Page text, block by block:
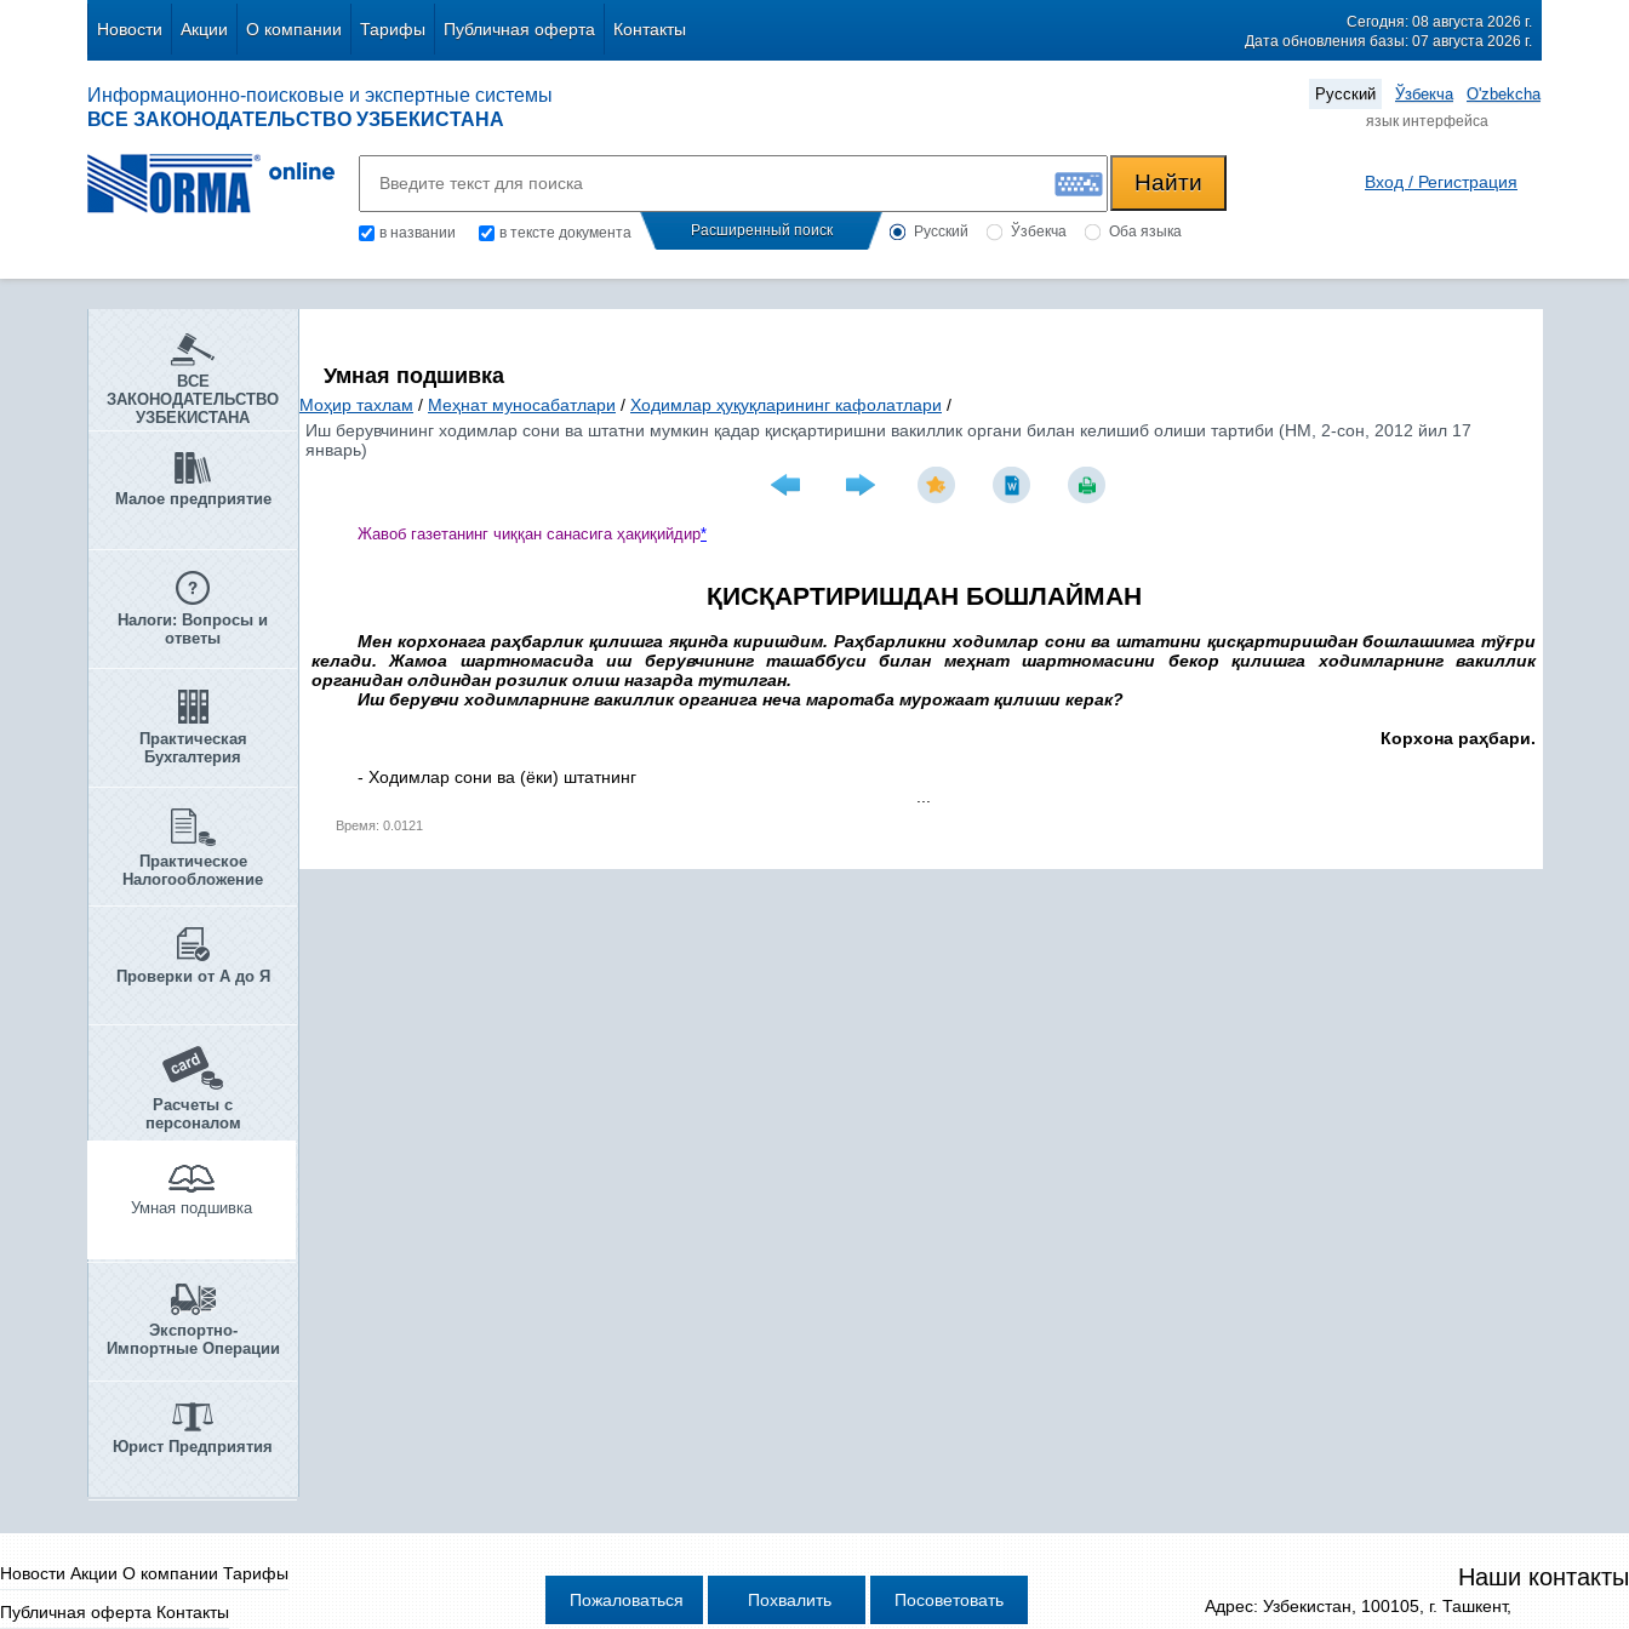
Новости Акции О компании Тарифы Публичная оферта Контакты
Сегодня: 08 августа 2026 г.
Дата обновления базы: 07 августа 2026 г.
Информационно-поисковые и экспертные системы
ВСЕ ЗАКОНОДАТЕЛЬСТВО УЗБЕКИСТАНА
Русский Ўзбекча O'zbekcha
язык интерфейса
в названии в тексте документа Расширенный поиск Русский Ўзбекча Оба языка
Вход / Регистрация
ВСЕ
ЗАКОНОДАТЕЛЬСТВО
УЗБЕКИСТАНА
Малое предприятие
Налоги: Вопросы и
ответы
Практическая
Бухгалтерия
Практическое
Налогообложение
Проверки от А до Я
Расчеты с
персоналом
Умная подшивка
Экспортно-
Импортные Операции
Юрист Предприятия
Умная подшивка
Моҳир тахлам / Меҳнат муносабатлари / Ходимлар ҳуқуқларининг кафолатлари /
Иш берувчининг ходимлар сони ва штатни мумкин қадар қисқартиришни вакиллик органи билан келишиб олиши тартиби (НМ, 2-сон, 2012 йил 17
январь)
Жавоб газетанинг чиққан санасига ҳақиқийдир*
ҚИСҚАРТИРИШДАН БОШЛАЙМАН
Мен корхонага раҳбарликқилишга яқинда киришдим. Раҳбарликни ходимлар сони ва штатини қисқартиришдан бошлашимга тўғри
келади. Жамоа шартномасида иш берувчининг ташаббуси билан меҳнат шартномасини бекорқилишга ходимларнинг вакиллик
органидан олдиндан розилик олиш назарда тутилган.
Иш берувчи ходимларнинг вакиллик органига неча маротаба мурожаат қилиши керак?
Корхона раҳбари.
- Ходимлар сони ва (ёки) штатнинг
Время: 0.0121
Новости Акции О компании Тарифы
Публичная оферта Контакты
Наши контакты
Адрес: Узбекистан, 100105, г. Ташкент,